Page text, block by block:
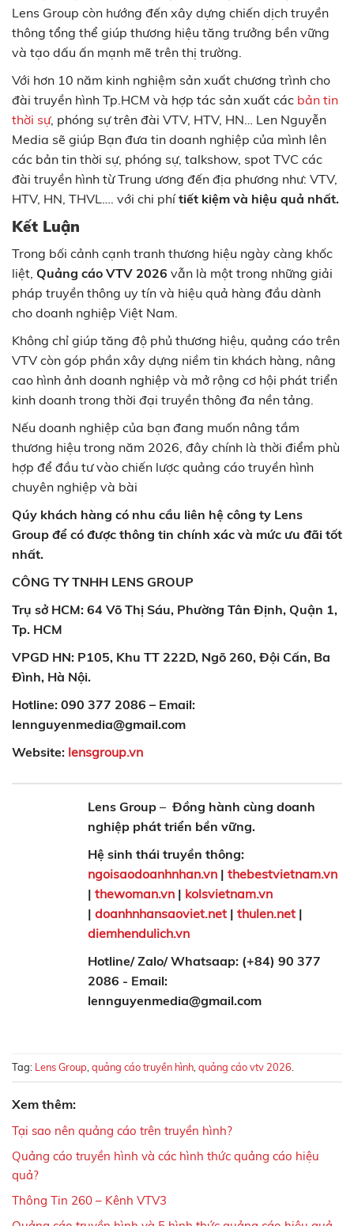
Lens Group còn hướng đến xây dựng chiến dịch truyền
thông tổng thể giúp thương hiệu tăng trưởng bền vững
và tạo dấu ấn mạnh mẽ trên thị trường.
Với hơn 10 năm kinh nghiệm sản xuất chương trình cho
đài truyền hình Tp.HCM và hợp tác sản xuất các bản tin
thời sự, phóng sự trên đài VTV, HTV, HN… Len Nguyễn
Media sẽ giúp Bạn đưa tin doanh nghiệp của mình lên
các bản tin thời sự, phóng sự, talkshow, spot TVC các
đài truyền hình từ Trung ương đến địa phương như: VTV,
HTV, HN, THVL…. với chi phítiết kiệm và hiệu quả nhất.
Kết Luận
Trong bối cảnh cạnh tranh thương hiệu ngày càng khốc
liệt, Quảng cáo VTV 2026 vẫn là một trong những giải
pháp truyền thông uy tín và hiệu quả hàng đầu dành
cho doanh nghiệp Việt Nam.
Không chỉ giúp tăng độ phủ thương hiệu, quảng cáo trên
VTV còn góp phần xây dựng niềm tin khách hàng, nâng
cao hình ảnh doanh nghiệp và mở rộng cơ hội phát triển
kinh doanh trong thời đại truyền thông đa nền tảng.
Nếu doanh nghiệp của bạn đang muốn nâng tầm
thương hiệu trong năm 2026, đây chính là thời điểm phù
hợp để đầu tư vào chiến lược quảng cáo truyền hình
chuyên nghiệp và bài
Qúy khách hàng có nhu cầu liên hệ công ty Lens
Group để có được thông tin chính xác và mức ưu đãi tốt
nhất.
CÔNG TY TNHH LENS GROUP
Trụ sở HCM: 64 Võ Thị Sáu, Phường Tân Định, Quận 1,
Tp. HCM
VPGD HN: P105, Khu TT 222D, Ngõ 260, Đội Cấn, Ba
Đình, Hà Nội.
Hotline: 090 377 2086 – Email:
lennguyenmedia@gmail.com
Website: lensgroup.vn
Lens Group – Đồng hành cùng doanh
nghiệp phát triển bền vững.
Hệ sinh thái truyền thông:
ngoisaodoanhnhan.vn | thebestvietnam.vn
| thewoman.vn | kolsvietnam.vn
| doanhnhansaoviet.net | thulen.net |
diemhendulich.vn
Hotline/ Zalo/ Whatsaap: (+84) 90 377
2086 - Email:
lennguyenmedia@gmail.com
Tag: Lens Group quảng cáo truyền hình quảng cáo vtv 2026
Xem thêm:
Tại sao nên quảng cáo trên truyền hình?
Quảng cáo truyền hình và các hình thức quảng cáo hiệu
quả?
Thông Tin 260 – Kênh VTV3